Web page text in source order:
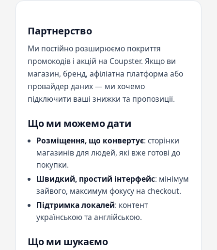
Партнерство
Ми постійно розширюємо покриття
промокодів і акцій на Coupster. Якщо ви
магазин, бренд, афіліатна платформа або
провайдер даних — ми хочемо
підключити ваші знижки та пропозиції.
Що ми можемо дати
Розміщення, що конвертує: сторінки
магазинів для людей, які вже готові до
покупки.
Швидкий, простий інтерфейс: мінімум
зайвого, максимум фокусу на checkout.
Підтримка локалей: контент
українською та англійською.
Що ми шукаємо